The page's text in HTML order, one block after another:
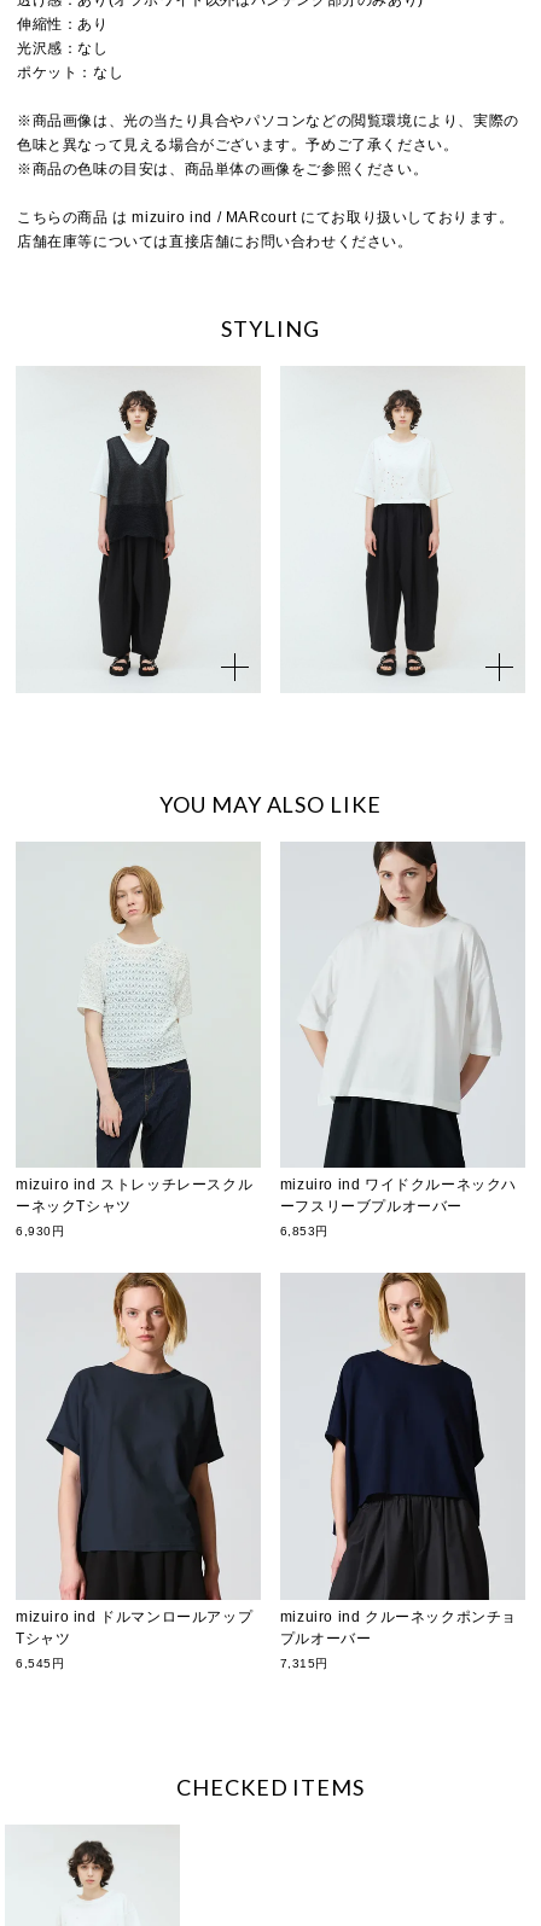
伸縮性：あり
光沢感：なし
ポケット：なし
※商品画像は、光の当たり具合やパソコンなどの閲覧環境により、実際の
色味と異なって見える場合がございます。予めご了承ください。
※商品の色味の目安は、商品単体の画像をご参照ください。
こちらの商品 は mizuiro ind / MARcourt にてお取り扱いしております。
店舗在庫等については直接店舗にお問い合わせください。
STYLING
YOU MAY ALSO LIKE
mizuiro ind ストレッチレースクル
ーネックTシャツ
6,930円
mizuiro ind ワイドクルーネックハ
ーフスリーブプルオーバー
6,853円
mizuiro ind ドルマンロールアップ
Tシャツ
6,545円
mizuiro ind クルーネックポンチョ
プルオーバー
7,315円
CHECKED ITEMS